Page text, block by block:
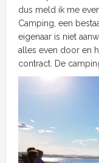
dus meld ik me
Camping, een
eigenaar is niet
alles even door en
contract. De